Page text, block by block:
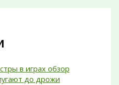
в играх обзор
до дрожи